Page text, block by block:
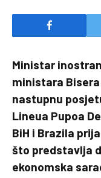
Ministar
ministara
nastupnu
Lineua Pupoa
BiH i Brazila
što predstavlja
ekonomska